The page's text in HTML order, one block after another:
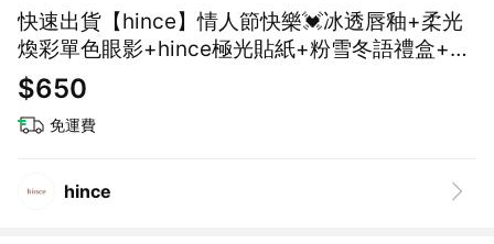
快速出貨【hince】情人節快樂💓冰透唇釉+柔光
煥彩單色眼影+hince極光貼紙+粉雪冬語禮盒+愛
心隨身鏡(情人節禮物/女生送禮/獨家組合)
$650
免運費
hince